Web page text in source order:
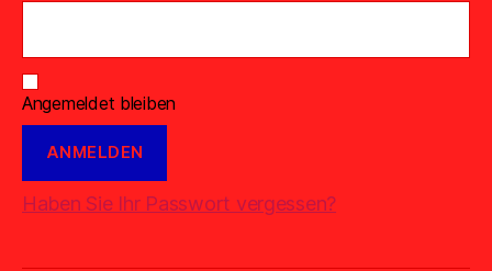
Angemeldet bleiben
Haben Sie Ihr Passwort vergessen?